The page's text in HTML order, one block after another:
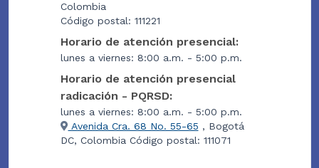
Colombia
Código postal: 111221
Horario de atención presencial:
lunes a viernes: 8:00 a.m. - 5:00 p.m.
Horario de atención presencial
radicación - PQRSD:
lunes a viernes: 8:00 a.m. - 5:00 p.m.
Avenida Cra. 68 No. 55-65 , Bogotá
DC, Colombia Código postal: 111071